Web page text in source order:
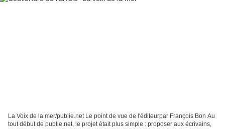
La Voix de la mer/publie.net Le point de vue de l'éditeurpar François Bon Au
tout début de publie.net, le projet était plus simple : proposer aux écrivains,